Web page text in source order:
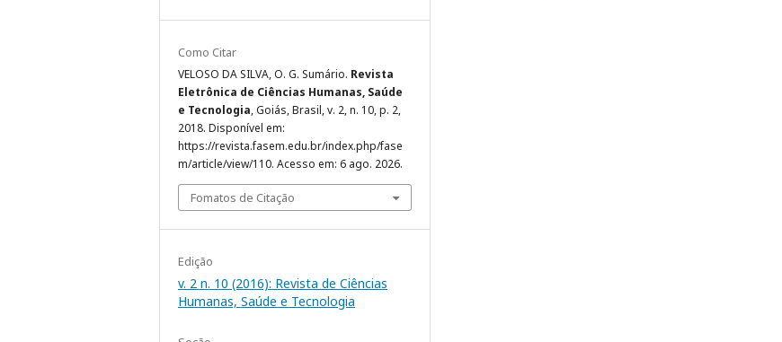
Como Citar
VELOSO DA SILVA, O. G. Sumário. Revista
Eletrônica de Ciências Humanas, Saúde
e Tecnologia, Goiás, Brasil, v. 2, n. 10, p. 2,
2018. Disponível em:
https://revista.fasem.edu.br/index.php/fase
m/article/view/110. Acesso em: 6 ago. 2026.
Fomatos de Citação
Edição
v. 2 n. 10 (2016): Revista de Ciências
Humanas, Saúde e Tecnologia